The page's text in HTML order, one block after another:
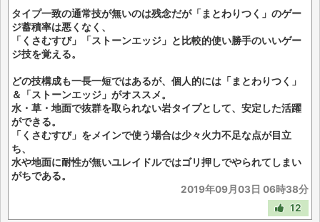
タイプ一致の通常技が無いのは残念だが「まとわりつく」のゲー
ジ蓄積率は悪くなく、
「くさむすび」「ストーンエッジ」と比較的使い勝手のいいゲー
ジ技を覚える。
どの技構成も一長一短ではあるが、個人的には「まとわりつく」
＆「ストーンエッジ」がオススメ。
水・草・地面で抜群を取られない岩タイプとして、安定した活躍
ができる。
「くさむすび」をメインで使う場合は少々火力不足な点が目立
ち、
水や地面に耐性が無いユレイドルではゴリ押しでやられてしまい
がちである。
2019年09月03日 06時38分
12